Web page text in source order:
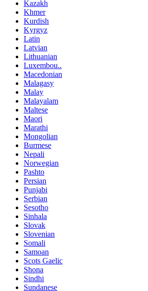
Kazakh
Khmer
Kurdish
Kyrgyz
Latin
Latvian
Lithuanian
Luxembou..
Macedonian
Malagasy
Malay
Malayalam
Maltese
Maori
Marathi
Mongolian
Burmese
Nepali
Norwegian
Pashto
Persian
Punjabi
Serbian
Sesotho
Sinhala
Slovak
Slovenian
Somali
Samoan
Scots Gaelic
Shona
Sindhi
Sundanese